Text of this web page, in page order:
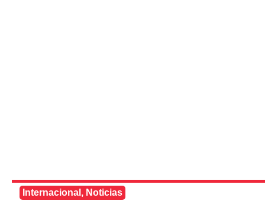
Internacional , Noticias